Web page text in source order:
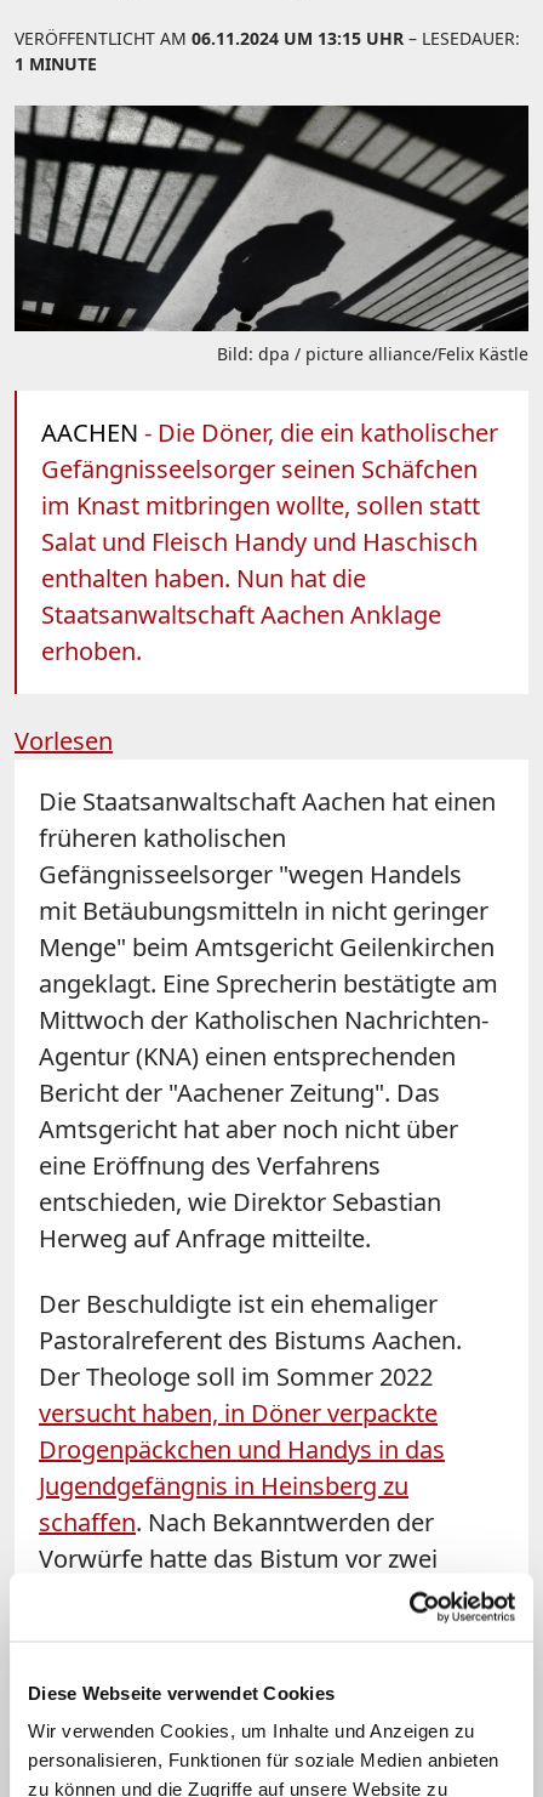
Diese Webseite verwendet Cookies
Wir verwenden Cookies, um Inhalte und Anzeigen zu
personalisieren, Funktionen für soziale Medien anbieten
zu können und die Zugriffe auf unsere Website zu
VERÖFFENTLICHT AM 06.11.2024 UM 13:15 UHR – LESEDAUER:
1 MINUTE
Bild: dpa / picture alliance/Felix Kästle
AACHEN - Die Döner, die ein katholischer
Gefängnisseelsorger seinen Schäfchen
im Knast mitbringen wollte, sollen statt
Salat und Fleisch Handy und Haschisch
enthalten haben. Nun hat die
Staatsanwaltschaft Aachen Anklage
erhoben.
Vorlesen
Die Staatsanwaltschaft Aachen hat einen
früheren katholischen
Gefängnisseelsorger "wegen Handels
mit Betäubungsmitteln in nicht geringer
Menge" beim Amtsgericht Geilenkirchen
angeklagt. Eine Sprecherin bestätigte am
Mittwoch der Katholischen Nachrichten-
Agentur (KNA) einen entsprechenden
Bericht der "Aachener Zeitung". Das
Amtsgericht hat aber noch nicht über
eine Eröffnung des Verfahrens
entschieden, wie Direktor Sebastian
Herweg auf Anfrage mitteilte.
Der Beschuldigte ist ein ehemaliger
Pastoralreferent des Bistums Aachen.
Der Theologe soll im Sommer 2022
versucht haben, in Döner verpackte
Drogenpäckchen und Handys in das
Jugendgefängnis in Heinsberg zu
schaffen. Nach Bekanntwerden der
Vorwürfe hatte das Bistum vor zwei
Jahren dem damals 65-Jährigen fristlos